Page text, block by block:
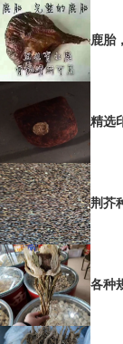
鹿胎
精选
荆芥
各种